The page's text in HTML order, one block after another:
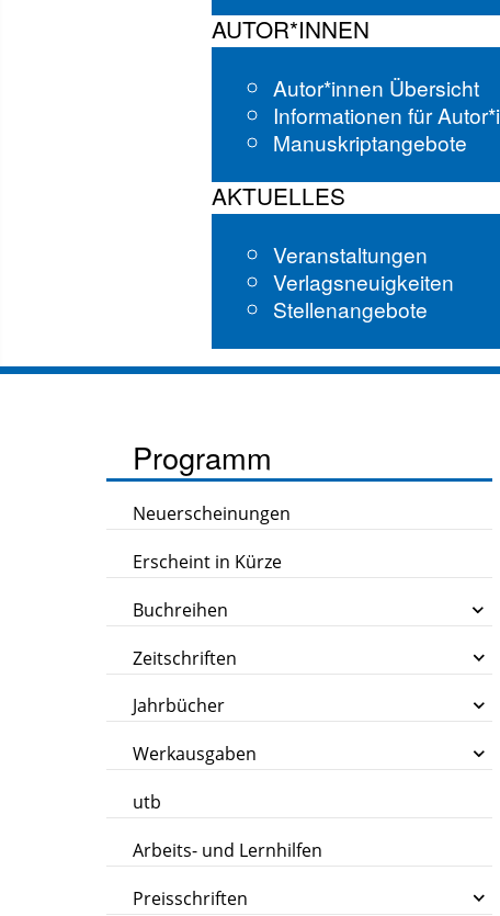
AUTOR*INNEN
Autor*innen Übersicht
Informationen für
Manuskriptangebote
AKTUELLES
Veranstaltungen
Verlagsneuigkeiten
Stellenangebote
Programm
Neuerscheinungen
Erscheint in Kürze
Buchreihen
Zeitschriften
Jahrbücher
Werkausgaben
utb
Arbeits- und Lernhilfen
Preisschriften